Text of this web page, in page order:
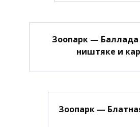
Зоопарк — Баллада
ништяке и
Зоопарк —